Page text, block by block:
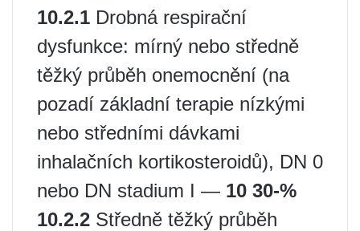
10.2.1 Drobná respirační
dysfunkce: mírný nebo středně
těžký průběh onemocnění (na
pozadí základní terapie nízkými
nebo středními dávkami
inhalačních kortikosteroidů), DN 0
nebo DN stadium I — 10 30-%
10.2.2 Středně těžký průběh